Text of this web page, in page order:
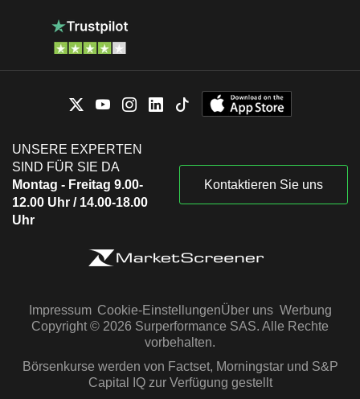
UNSERE EXPERTEN
SIND FÜR SIE DA
Montag - Freitag 9.00-
12.00 Uhr / 14.00-18.00
Uhr
Kontaktieren Sie uns
Impressum Cookie-EinstellungenÜber uns Werbung
Copyright © 2026 Surperformance SAS. Alle Rechte
vorbehalten.
Börsenkurse werden von Factset, Morningstar und S&P
Capital IQ zur Verfügung gestellt